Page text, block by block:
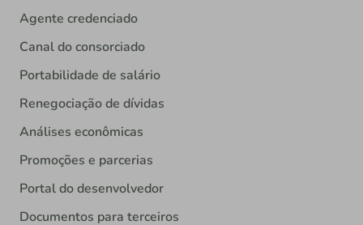
Agente credenciado
Canal do consorciado
Portabilidade de salário
Renegociação de dívidas
Análises econômicas
Promoções e parcerias
Portal do desenvolvedor
Documentos para terceiros